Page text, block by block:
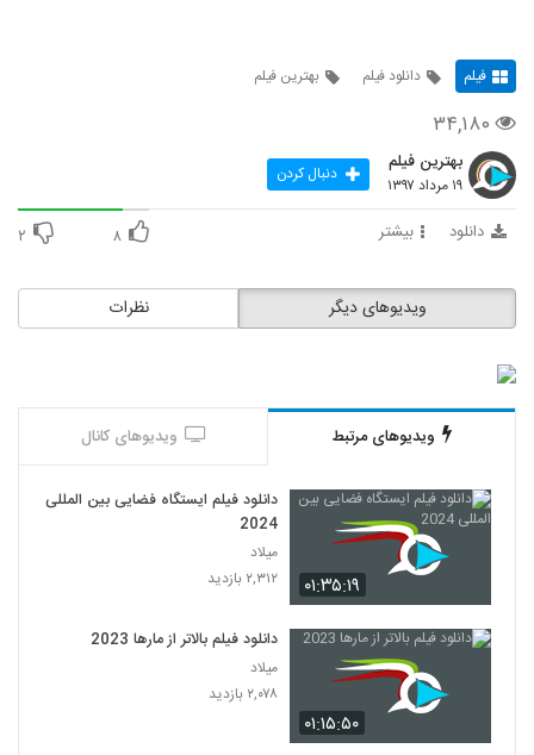
فیلم دانلود فیلم بهترین فیلم
۳۴,۱۸۰
بهترین فیلم
۱۹ مرداد ۱۳۹۷ دنبال کردن
دانلود بیشتر ۸ ۲
نظرات ویدیوهای دیگر
ویدیوهای مرتبط ویدیوهای کانال
۰۱:۳۵:۱۹
دانلود فیلم ایستگاه فضایی بین المللی
2024
میلاد
۲,۳۱۲ بازدید
۰۱:۱۵:۵۰
دانلود فیلم بالاتر از مارها 2023
میلاد
۲,۰۷۸ بازدید